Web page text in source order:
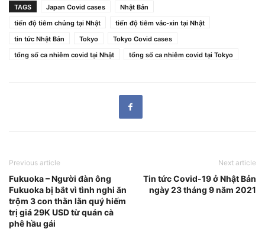
TAGS Japan Covid cases
Nhật Bản
tiến độ tiêm chủng tại Nhật
tiến độ tiêm vắc-xin tại Nhật
tin tức Nhật Bản
Tokyo
Tokyo Covid cases
tổng số ca nhiễm covid tại Nhật
tổng số ca nhiễm covid tại Tokyo
Previous article
Fukuoka – Người đàn ông
Fukuoka bị bắt vì tình nghi ăn
trộm 3 con thằn lằn quý hiếm
trị giá 29K USD từ quán cà
phê hầu gái
Next article
Tin tức Covid-19 ở Nhật Bản
ngày 23 tháng 9 năm 2021